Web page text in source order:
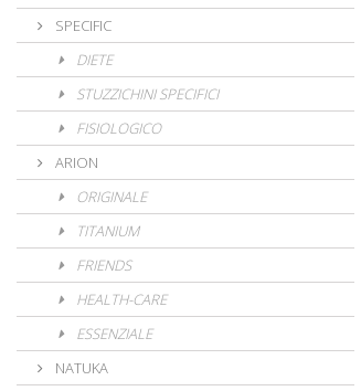
SPECIFIC
DIETE
STUZZICHINI SPECIFICI
FISIOLOGICO
ARION
ORIGINALE
TITANIUM
FRIENDS
HEALTH-CARE
ESSENZIALE
NATUKA